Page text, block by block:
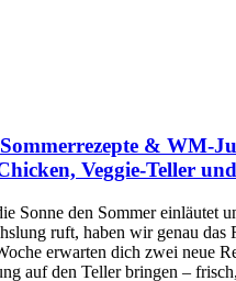
& WM-
Veggie-Teller
Sonne den Sommer einläutet
ruft, haben wir genau das
erwarten dich zwei neue
auf den Teller bringen –